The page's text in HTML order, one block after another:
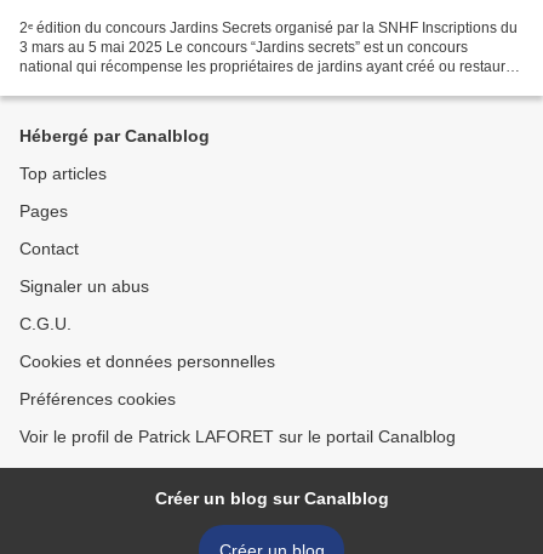
2ᵉ édition du concours Jardins Secrets organisé par la SNHF Inscriptions du
3 mars au 5 mai 2025 Le concours “Jardins secrets” est un concours
national qui récompense les propriétaires de jardins ayant créé ou restauré
Hébergé par Canalblog
Top articles
Pages
Contact
Signaler un abus
C.G.U.
Cookies et données personnelles
Préférences cookies
Voir le profil de Patrick LAFORET sur le portail Canalblog
Créer un blog sur Canalblog